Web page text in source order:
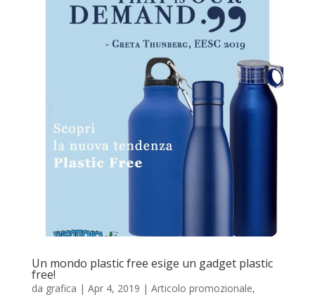
Un mondo plastic free esige un gadget plastic
free!
da grafica | Apr 4, 2019 | Articolo promozionale,